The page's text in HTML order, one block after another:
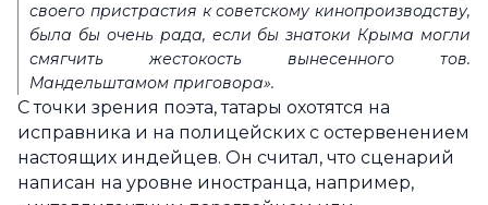
своего пристрастия к советскому кинопроизводству,
была бы очень рада, если бы знатоки Крыма могли
смягчить жестокость вынесенного тов.
Мандельштамом приговора».
С точки зрения поэта, татары охотятся на
исправника и на полицейских с остервенением
настоящих индейцев. Он считал, что сценарий
написан на уровне иностранца, например,